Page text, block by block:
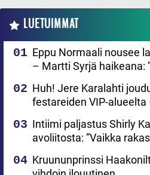
LUETUIMMAT
Eppu Normaali nousee
– Martti Syrjä haikeana:
Huh! Jere Karalahti
festareiden VIP-
Intiimi paljastus Shirly
avoliitosta: ”Vaikka
Kruununprinssi